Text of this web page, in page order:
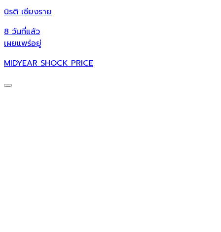
นิรติ เชียงราย
8 วันที่แล้ว
เผยแพร่อยู่
MIDYEAR SHOCK PRICE